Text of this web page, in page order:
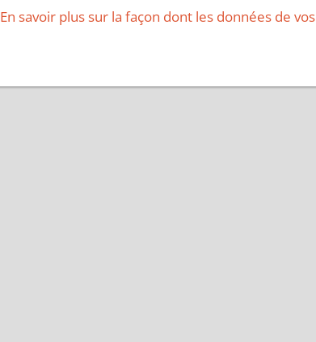
En savoir plus sur la façon dont les données de vos